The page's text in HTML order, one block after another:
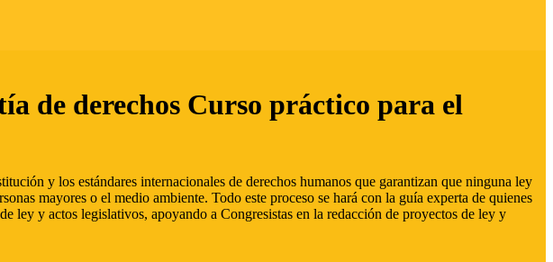
de derechos Curso práctico para el
y los estándares internacionales de derechos humanos que garantizan que ninguna ley
mayores o el medio ambiente. Todo este proceso se hará con la guía experta de quienes
ley y actos legislativos, apoyando a Congresistas en la redacción de proyectos de ley y